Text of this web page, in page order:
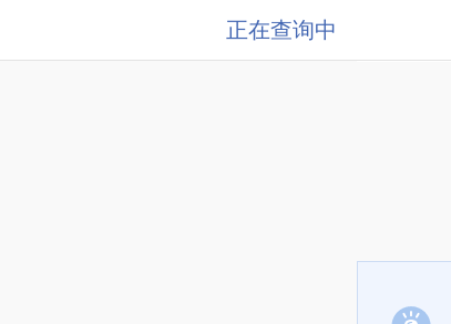
正在查询中